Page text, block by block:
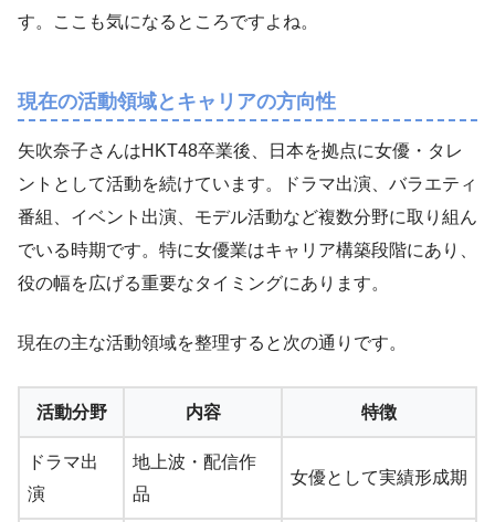
す。ここも気になるところですよね。
現在の活動領域とキャリアの方向性
矢吹奈子さんはHKT48卒業後、日本を拠点に女優・タレ
ントとして活動を続けています。ドラマ出演、バラエティ
番組、イベント出演、モデル活動など複数分野に取り組ん
でいる時期です。特に女優業はキャリア構築段階にあり、
役の幅を広げる重要なタイミングにあります。
現在の主な活動領域を整理すると次の通りです。
活動分野 内容 特徴
ドラマ出
演
地上波・配信作
品
女優として実績形成期